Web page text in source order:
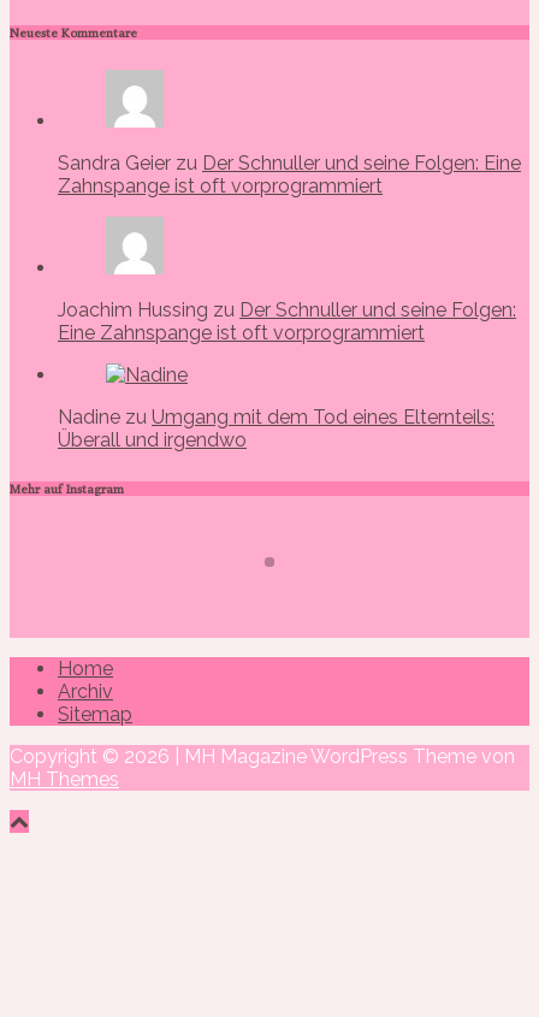
Neueste Kommentare
Sandra Geier zu Der Schnuller und seine Folgen: Eine
Zahnspange ist oft vorprogrammiert
Joachim Hussing zu Der Schnuller und seine Folgen:
Eine Zahnspange ist oft vorprogrammiert
Nadine zu Umgang mit dem Tod eines Elternteils:
Überall und irgendwo
Mehr auf Instagram
Home
Archiv
Sitemap
Copyright © 2026 | MH Magazine WordPress Theme von
MH Themes